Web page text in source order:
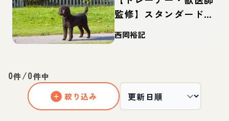
監修】スタンダードプ
ードルってどんな犬？
性格・特徴・育て方・
西岡裕記
0件/0件中
絞り込み